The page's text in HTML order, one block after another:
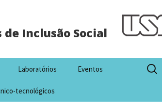
de Inclusão Social
Laboratórios Eventos
tecnológicos